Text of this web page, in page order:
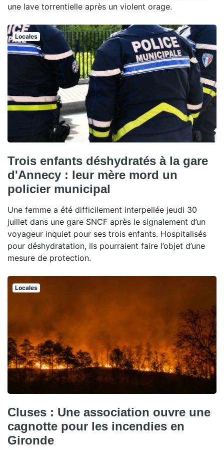
une lave torrentielle après un violent orage.
Locales
Trois enfants déshydratés à la gare
d'Annecy : leur mère mord un
policier municipal
Une femme a été difficilement interpellée jeudi 30
juillet dans une gare SNCF après le signalement d’un
voyageur inquiet pour ses trois enfants. Hospitalisés
pour déshydratation, ils pourraient faire l’objet d’une
mesure de protection.
Locales
Cluses : Une association ouvre une
cagnotte pour les incendies en
Gironde